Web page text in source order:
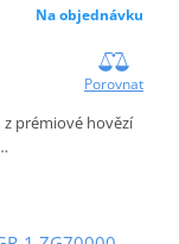
Na objednávku
Porovnat
z prémiové hovězí